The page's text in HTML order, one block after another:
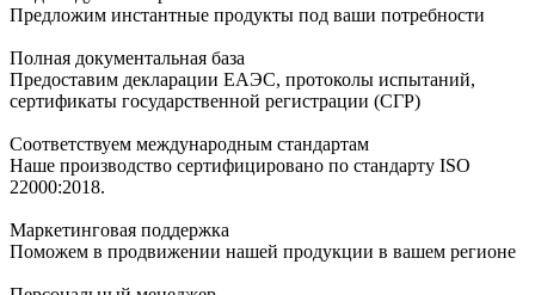
Предложим инстантные продукты под ваши потребности
Полная документальная база
Предоставим декларации ЕАЭС, протоколы испытаний,
сертификаты государственной регистрации (СГР)
Соответствуем международным стандартам
Наше производство сертифицировано по стандарту ISO
22000:2018.
Маркетинговая поддержка
Поможем в продвижении нашей продукции в вашем регионе